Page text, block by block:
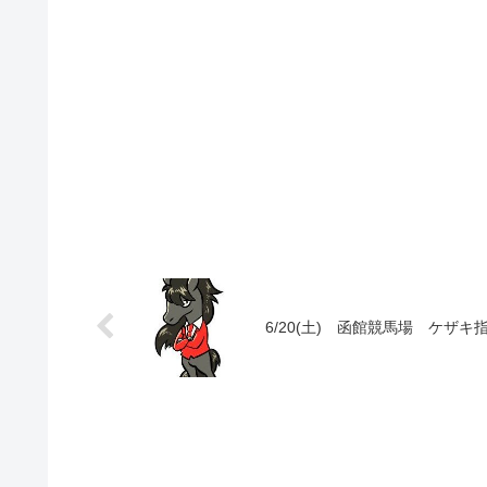
6/20(土) 函館競馬場 ケザキ